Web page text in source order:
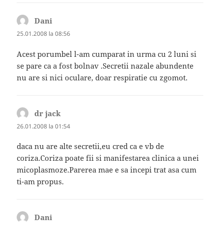
Dani
25.01.2008 la 08:56
Acest porumbel l-am cumparat in urma cu 2 luni si
se pare ca a fost bolnav .Secretii nazale abundente
nu are si nici oculare, doar respiratie cu zgomot.
dr jack
26.01.2008 la 01:54
daca nu are alte secretii,eu cred ca e vb de
coriza.Coriza poate fii si manifestarea clinica a unei
micoplasmoze.Parerea mae e sa incepi trat asa cum
ti-am propus.
Dani